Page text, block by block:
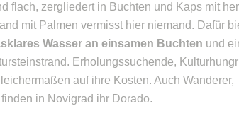
flach, zergliedert in Buchten und Kaps mit
mit Palmen vermisst hier niemand. Dafür
Wasser an einsamen Buchten und
Erholungssuchende,
auf ihre Kosten. Auch Wanderer,
in Novigrad ihr Dorado.